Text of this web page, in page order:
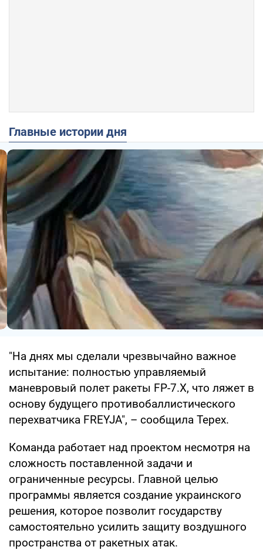
Главные истории дня
"На днях мы сделали чрезвычайно важное
испытание: полностью управляемый
маневровый полет ракеты FP-7.X, что ляжет в
основу будущего противобаллистического
перехватчика FREYJA", – сообщила Терех.
Команда работает над проектом несмотря на
сложность поставленной задачи и
ограниченные ресурсы. Главной целью
программы является создание украинского
решения, которое позволит государству
самостоятельно усилить защиту воздушного
пространства от ракетных атак.